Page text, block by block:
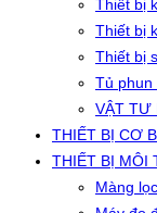
Thiết bị
Thiết bị
Thiết bị
Tủ
VẬT TƯ
THIẾT BỊ CƠ
THIẾT BỊ MÔI
Màng